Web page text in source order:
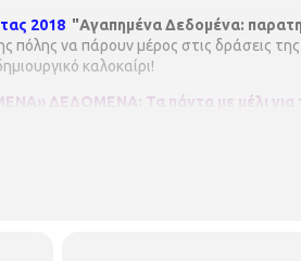
2018 "Αγαπημένα Δεδομένα:
πόλης να πάρουν μέρος στις δράσεις
καλοκαίρι!
ΔΕΔΟΜΕΝΑ: Τα πάντα με μέλι για